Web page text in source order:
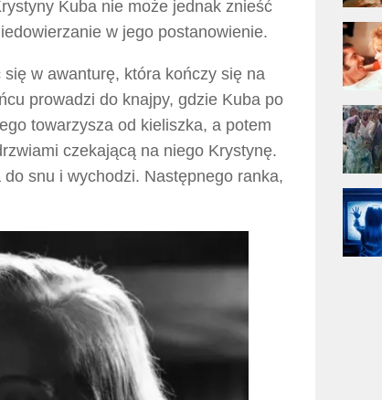
Kuba nie może jednak znieść
w jego postanowienie.
w awanturę, która kończy się na
prowadzi do knajpy, gdzie Kuba po
towarzysza od kieliszka, a potem
czekającą na niego Krystynę.
snu i wychodzi. Następnego ranka,